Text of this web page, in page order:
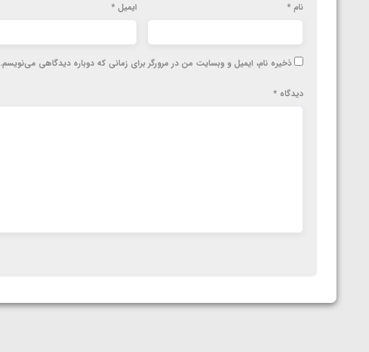
نام * ایمیل*
ذخیره نام، ایمیل و وبسایت من در مرورگر برای زمانی که دوباره دیدگاهی می‌نویسم.
دیدگاه *